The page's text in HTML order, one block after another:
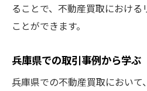
ることで、不動産買取におけ
ことができます。
兵庫県での取引事例から学ぶ
兵庫県での不動産買取におい